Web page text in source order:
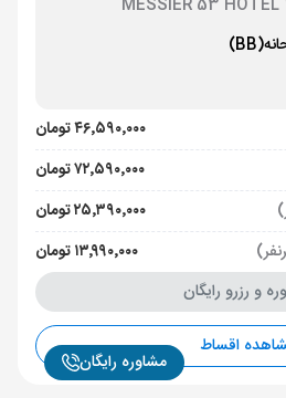
MESSIER 53 HOTEL
(BB)
۴۶٬۵۹۰٬۰۰۰ تومان
۷۲٬۵۹۰٬۰۰۰ تومان
۲۵٬۳۹۰٬۰۰۰ تومان
۱۳٬۹۹۰٬۰۰۰ تومان
و رزرو رایگان
اقساط
مشاوره رایگان